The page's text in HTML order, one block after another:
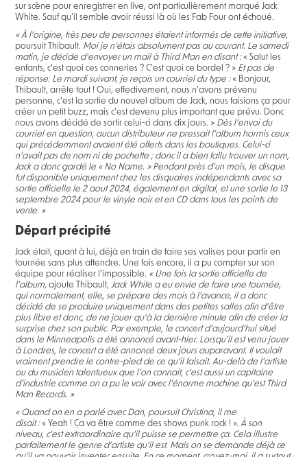
sur scène pour enregistrer en live, ont particulièrement marqué Jack
White. Sauf qu’il semble avoir réussi là où les Fab Four ont échoué.
« À l’origine, très peu de personnes étaient informés de cette initiative,
poursuit Thibault. Moi je n’étais absolument pas au courant. Le samedi
matin, je décide d’envoyer un mail à Third Man en disant :« Salut les
enfants, c’est quoi ces conneries ? C’est quoi ce bordel ? » Et pas de
réponse. Le mardi suivant, je reçois un courriel du type :« Bonjour,
Thibault, arrête tout ! Oui, effectivement, nous n’avons prévenu
personne, c’est la sortie du nouvel album de Jack, nous faisions ça pour
créer un petit buzz, mais c’est devenu plus important que prévu. Donc
nous avons décidé de sortir celui-ci dans dix jours. » Dès l’envoi du
courriel en question, aucun distributeur ne pressait l’album hormis ceux
qui précédemment avaient été offerts dans les boutiques. Celui-ci
n’avait pas de nom ni de pochette ; donc il a bien fallu trouver un nom,
Jack a donc gardé le « No Name. » Pendant près d’un mois, le disque
fut disponible uniquement chez les disquaires indépendants avec sa
sortie officielle le 2 aout 2024, également en digital, et une sortie le 13
septembre 2024 pour le vinyle noir et en CD dans tous les points de
vente. »
Départ précipité
Jack était, quant à lui, déjà en train de faire ses valises pour partir en
tournée sans plus attendre. Une fois encore, il a pu compter sur son
équipe pour réaliser l’impossible. « Une fois la sortie officielle de
l’album,ajoute Thibault,Jack White a eu envie de faire une tournée,
qui normalement, elle, se prépare des mois à l’avance, il a donc
décidé de se produire uniquement dans des petites salles afin d’être
plus libre et donc, de ne jouer qu’à la dernière minute afin de créer la
surprise chez son public. Par exemple, le concert d’aujourd’hui situé
dans le Minneapolis a été annoncé avant-hier. Lorsqu’il est venu jouer
à Londres, le concert a été annoncé deux jours auparavant. Il voulait
vraiment prendre le contre-pied de ce qu’il faisait. Au-delà de l’artiste
ou du musicien talentueux que l’on connait, c’est aussi un capitaine
d’industrie comme on a pu le voir avec l’énorme machine qu’est Third
Man Records. »
« Quand on en a parlé avec Dan, poursuit Christina, il me
disait :« Yeah ! Ça va être comme des shows punk rock ! ».À son
niveau, c’est extraordinaire qu’il puisse se permettre ça. Cela illustre
parfaitement le genre d’artiste qu’il est. Mais on se demande déjà ce